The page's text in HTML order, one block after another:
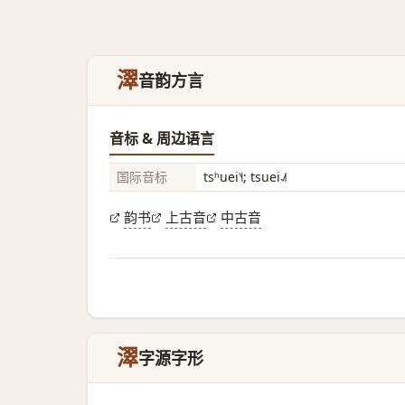
濢音韵方言
音标 & 周边语言
国际音标 tsʰuei˥˧; tsuei˨˩˦
韵书 上古音 中古音
濢字源字形